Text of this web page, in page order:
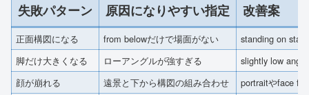
失敗パターン 原因になりやすい指定 改善案
正面構図になる from belowだけで場面がない
standing on
脚だけ大きくなる
ローアングルが強すぎる
slightly low
顔が崩れる
遠景と下から構図の組み合わせ
portraitやface